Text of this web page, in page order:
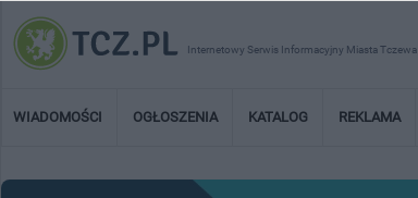
Internetowy Serwis Informacyjny Miasta Tczewa
WIADOMOŚCI OGŁOSZENIA KATALOG REKLAMA